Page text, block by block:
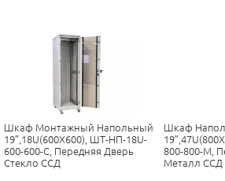
Шкаф Монтажный Напольный
19”,18U(600X600), ШТ-НП-18U-
600-600-С, Передняя Дверь
Стекло ССД
Шкаф
800-800-М,
Металл ССД